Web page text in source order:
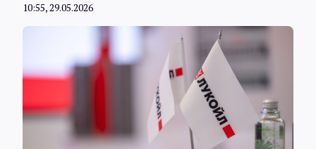
Обзоры
Интервью
10:55, 29.05.2026